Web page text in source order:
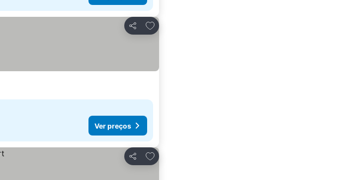
Partilhar
Adicionar aos favoritos
Ver preços
Partilhar
Adicionar aos favoritos